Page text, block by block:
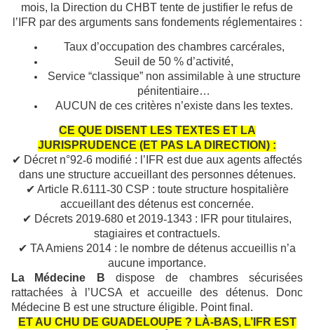
mois, la Direction du CHBT tente de justifier le refus de
l’IFR par des arguments sans fondements réglementaires :
Taux d’occupation des chambres carcérales,
Seuil de 50 % d’activité,
Service “classique” non assimilable à une structure
pénitentiaire…
AUCUN de ces critères n’existe dans les textes.
CE QUE DISENT LES TEXTES ET LA
JURISPRUDENCE (ET PAS LA DIRECTION) :
✔ Décret n°92‑6 modifié : l ’ IFR est due aux agents affectés
dans une structure accueillant des personnes détenues.
✔ Article R.6111‑30 CSP : toute structure hospitalière
accueillant des détenus est concernée.
✔ Décrets 2019‑680 et 2019‑1343 : IFR pour titulaires,
stagiaires et contractuels.
✔ TA Amiens 2014 : le nombre de détenus accueillis n’a
aucune importance.
La
Médecine B dispose de chambres sécurisées
rattachées à l’UCSA et accueille des détenus. Donc
Médecine B est une structure éligible. Point final.
ET AU CHU DE GUADELOUPE ? LÀ-BAS, L’IFR EST